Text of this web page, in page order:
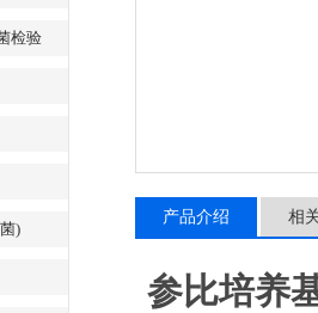
检验
)
产品介绍 相
参比培养